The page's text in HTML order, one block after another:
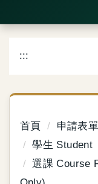
:::
首頁
申請表
學生 Student
選課 Course